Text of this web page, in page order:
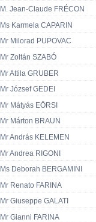
M. Jean-Claude FRÉCON
Ms Karmela CAPARIN
Mr Milorad PUPOVAC
Mr Zoltán SZABÓ
Mr Attila GRUBER
Mr József GEDEI
Mr Mátyás EÖRSI
Mr Márton BRAUN
Mr András KELEMEN
Mr Andrea RIGONI
Ms Deborah BERGAMINI
Mr Renato FARINA
Mr Giuseppe GALATI
Mr Gianni FARINA